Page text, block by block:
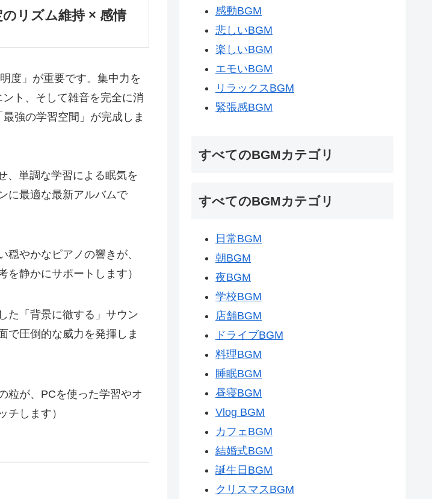
リズム維持 × 感情
度」が重要です。集中力を
ト、そして雑音を完全に消
強の学習空間」が完成しま
、単調な学習による眠気を
に最適な最新アルバムで
やかなピアノの響きが、
静かにサポートします）
た「背景に徹する」サウン
で圧倒的な威力を発揮しま
粒が、PCを使った学習やオ
チします）
感動BGM
悲しいBGM
楽しいBGM
エモいBGM
リラックスBGM
緊張感BGM
すべてのBGMカテゴリ
すべてのBGMカテゴリ
日常BGM
朝BGM
夜BGM
学校BGM
店舗BGM
ドライブBGM
料理BGM
睡眠BGM
昼寝BGM
Vlog BGM
カフェBGM
結婚式BGM
誕生日BGM
クリスマスBGM